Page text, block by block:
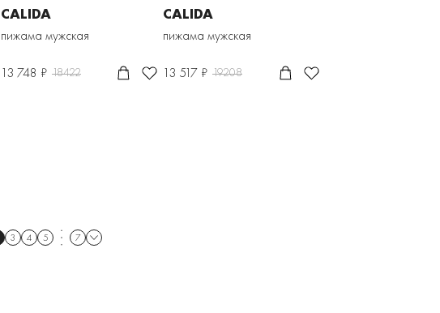
CALIDA
пижама мужская
13 748 ₽ 18422
CALIDA
пижама мужская
13 517 ₽ 19208
3 4 5 7